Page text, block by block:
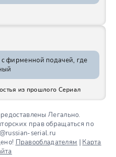
подачей, где
из прошлого Сериал
Легально.
прав обращаться по
serial.ru
Правообладателям
Карта